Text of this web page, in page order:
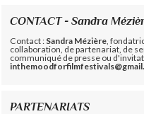
CONTACT - Sandra
Contact : Sandra Mézière ,
collaboration, de partenariat, de
communiqué de presse ou
PARTENARIATS